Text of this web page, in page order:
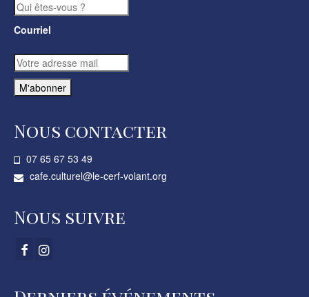
Courriel
Nous contacter
07 65 67 53 49­
cafe.culturel@le-cerf-volant.org
Nous suivre